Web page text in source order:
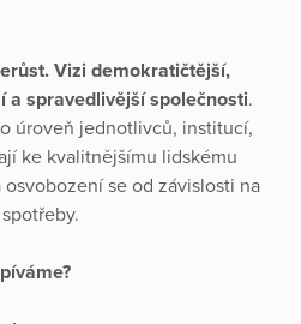
Vizi demokratičtější,
a spravedlivější společnosti.
úroveň jednotlivců, institucí,
ke kvalitnějšímu lidskému
se od závislosti na